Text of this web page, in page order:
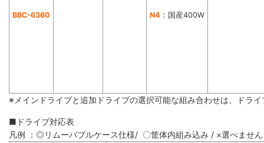
BBC-6360 N4 ：国産400W
※メインドライブと追加ドライブの選択可能な組み合わせは、ドラ
■ドライブ対応表
凡例 ：◎リムーバブルケース仕様/ 〇筐体内組み込み / ×選べません